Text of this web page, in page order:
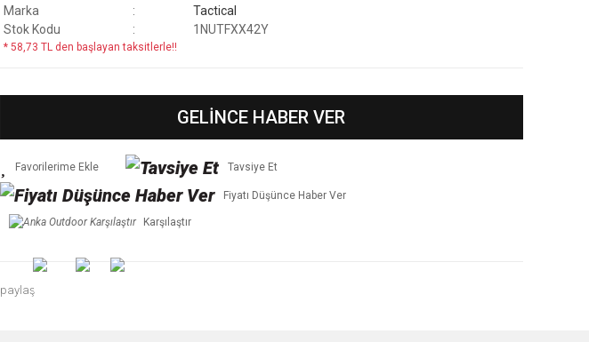
Marka
Tactical
Stok Kodu
1NUTFXX42Y
* 58,73 TL den başlayan taksitlerle!!
GELİNCE HABER VER
Tavsiye Et
Fiyatı Düşünce Haber Ver
Karşılaştır
paylaş